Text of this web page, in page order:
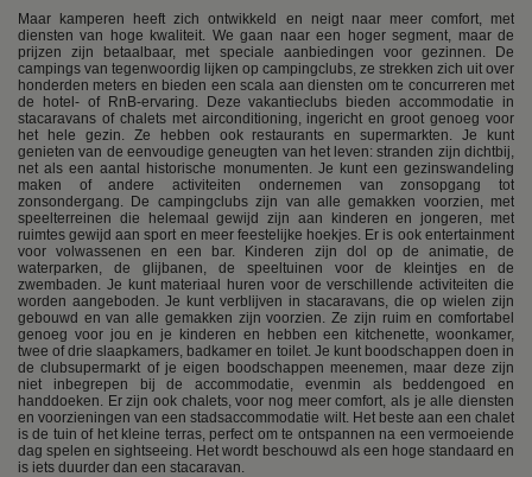
Maar kamperen heeft zich ontwikkeld en neigt naar meer comfort, met
diensten van hoge kwaliteit. We gaan naar een hoger segment, maar de
prijzen zijn betaalbaar, met speciale aanbiedingen voor gezinnen. De
campings van tegenwoordig lijken op campingclubs, ze strekken zich uit over
honderden meters en bieden een scala aan diensten om te concurreren met
de hotel- of RnB-ervaring. Deze vakantieclubs bieden accommodatie in
stacaravans of chalets met airconditioning, ingericht en groot genoeg voor
het hele gezin. Ze hebben ook restaurants en supermarkten. Je kunt
genieten van de eenvoudige geneugten van het leven: stranden zijn dichtbij,
net als een aantal historische monumenten. Je kunt een gezinswandeling
maken of andere activiteiten ondernemen van zonsopgang tot
zonsondergang. De campingclubs zijn van alle gemakken voorzien, met
speelterreinen die helemaal gewijd zijn aan kinderen en jongeren, met
ruimtes gewijd aan sport en meer feestelijke hoekjes. Er is ook entertainment
voor volwassenen en een bar. Kinderen zijn dol op de animatie, de
waterparken, de glijbanen, de speeltuinen voor de kleintjes en de
zwembaden. Je kunt materiaal huren voor de verschillende activiteiten die
worden aangeboden. Je kunt verblijven in stacaravans, die op wielen zijn
gebouwd en van alle gemakken zijn voorzien. Ze zijn ruim en comfortabel
genoeg voor jou en je kinderen en hebben een kitchenette, woonkamer,
twee of drie slaapkamers, badkamer en toilet. Je kunt boodschappen doen in
de clubsupermarkt of je eigen boodschappen meenemen, maar deze zijn
niet inbegrepen bij de accommodatie, evenmin als beddengoed en
handdoeken. Er zijn ook chalets, voor nog meer comfort, als je alle diensten
en voorzieningen van een stadsaccommodatie wilt. Het beste aan een chalet
is de tuin of het kleine terras, perfect om te ontspannen na een vermoeiende
dag spelen en sightseeing. Het wordt beschouwd als een hoge standaard en
is iets duurder dan een stacaravan.